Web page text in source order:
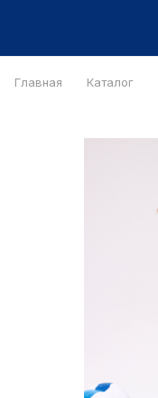
Главная Каталог